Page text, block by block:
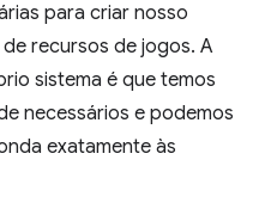
para criar nosso
recursos de jogos. A
sistema é que temos
necessários e podemos
exatamente às